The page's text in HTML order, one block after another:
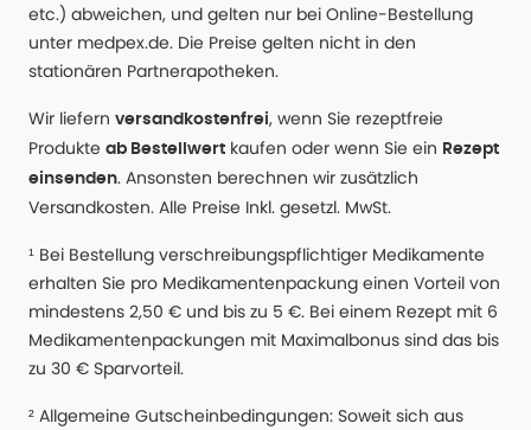
etc.) abweichen, und gelten nur bei Online-Bestellung
unter medpex.de. Die Preise gelten nicht in den
stationären Partnerapotheken.
Wir liefern versandkostenfrei, wenn Sie rezeptfreie
Produkte ab Bestellwert kaufen oder wenn Sie ein Rezept
einsenden. Ansonsten berechnen wir zusätzlich
Versandkosten. Alle Preise Inkl. gesetzl. MwSt.
¹ Bei Bestellung verschreibungspflichtiger Medikamente
erhalten Sie pro Medikamentenpackung einen Vorteil von
mindestens 2,50 € und bis zu 5 €. Bei einem Rezept mit 6
Medikamentenpackungen mit Maximalbonus sind das bis
zu 30 € Sparvorteil.
² Allgemeine Gutscheinbedingungen: Soweit sich aus